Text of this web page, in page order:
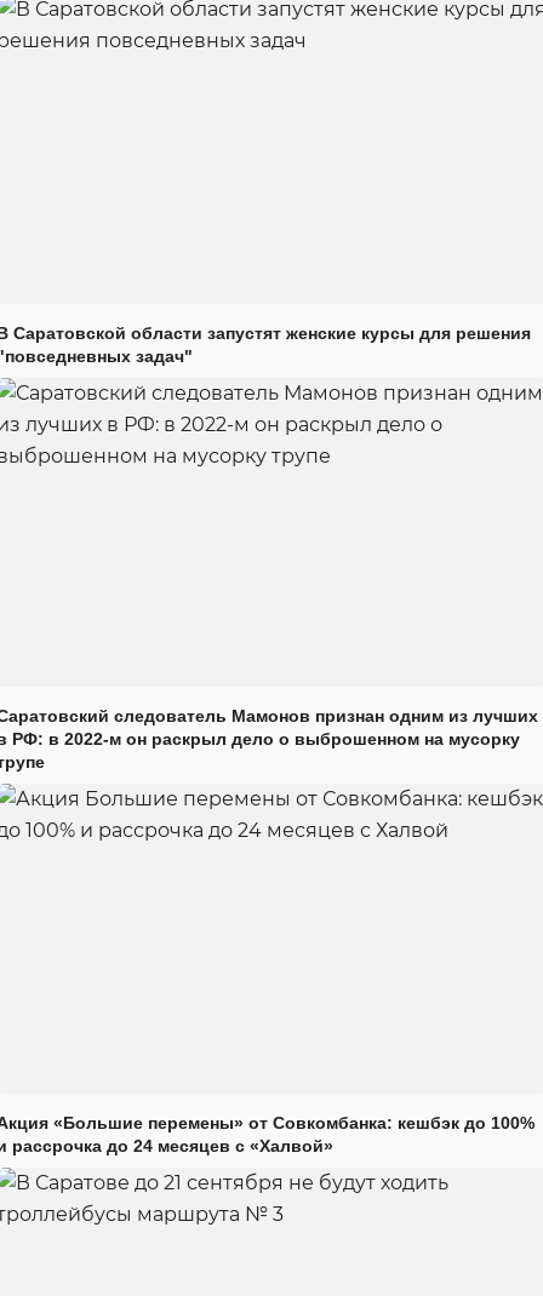
Саратовской области запустят женские курсы для решения
задач"
следователь Мамонов признан одним из лучших
РФ: в 2022-м он раскрыл дело о выброшенном на мусорку
«Большие перемены» от Совкомбанка: кешбэк до 100%
рассрочка до 24 месяцев с «Халвой»